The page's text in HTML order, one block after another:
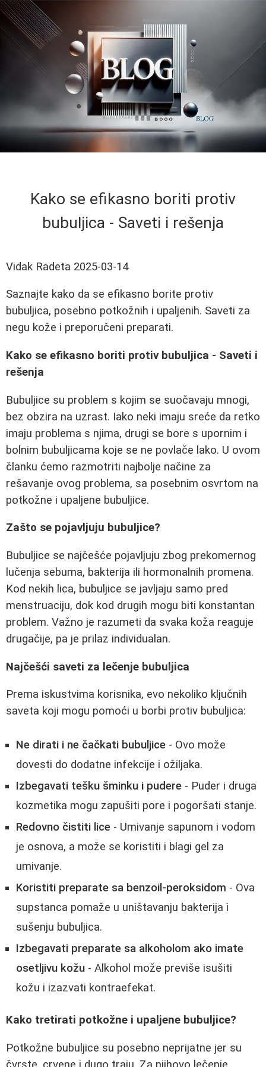
Kako se efikasno boriti protiv
bubuljica - Saveti i rešenja
Vidak Radeta 2025-03-14
Saznajte kako da se efikasno borite protiv
bubuljica, posebno potkožnih i upaljenih. Saveti za
negu kože i preporučeni preparati.
Kako se efikasno boriti protiv bubuljica - Saveti i
rešenja
Bubuljice su problem s kojim se suočavaju mnogi,
bez obzira na uzrast. Iako neki imaju sreće da retko
imaju problema s njima, drugi se bore s upornim i
bolnim bubuljicama koje se ne povlače lako. U ovom
članku ćemo razmotriti najbolje načine za
rešavanje ovog problema, sa posebnim osvrtom na
potkožne i upaljene bubuljice.
Zašto se pojavljuju bubuljice?
Bubuljice se najčešće pojavljuju zbog prekomernog
lučenja sebuma, bakterija ili hormonalnih promena.
Kod nekih lica, bubuljice se javljaju samo pred
menstruaciju, dok kod drugih mogu biti konstantan
problem. Važno je razumeti da svaka koža reaguje
drugačije, pa je prilaz individualan.
Najčešći saveti za lečenje bubuljica
Prema iskustvima korisnika, evo nekoliko ključnih
saveta koji mogu pomoći u borbi protiv bubuljica:
Ne dirati i ne čačkati bubuljice - Ovo može
dovesti do dodatne infekcije i ožiljaka.
Izbegavati tešku šminku i pudere - Puder i druga
kozmetika mogu zapušiti pore i pogoršati stanje.
Redovno čistiti lice - Umivanje sapunom i vodom
je osnova, a može se koristiti i blagi gel za
umivanje.
Koristiti preparate sa benzoil-peroksidom - Ova
supstanca pomaže u uništavanju bakterija i
sušenju bubuljica.
Izbegavati preparate sa alkoholom ako imate
osetljivu kožu - Alkohol može previše isušiti
kožu i izazvati kontraefekat.
Kako tretirati potkožne i upaljene bubuljice?
Potkožne bubuljice su posebno neprijatne jer su